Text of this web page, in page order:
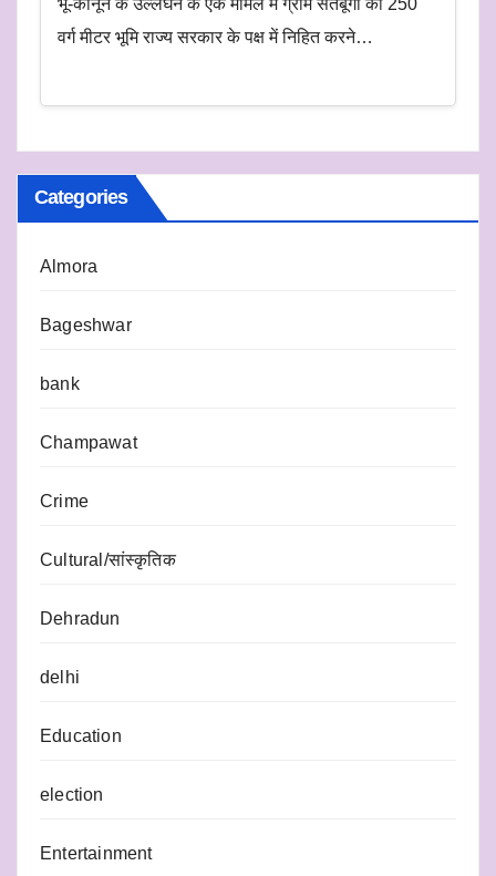
भू-कानून के उल्लंघन के एक मामले में ग्राम सतबूंगा की 250
वर्ग मीटर भूमि राज्य सरकार के पक्ष में निहित करने…
Categories
Almora
Bageshwar
bank
Champawat
Crime
Cultural/सांस्कृतिक
Dehradun
delhi
Education
election
Entertainment